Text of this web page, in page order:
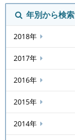
年別から検索
2018年
2017年
2016年
2015年
2014年